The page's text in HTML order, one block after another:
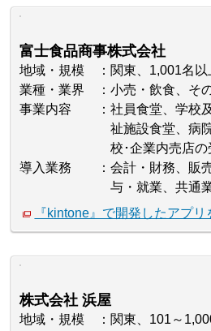
富士食品商事株式会社
地域・規模
関東、1,001名以
業種・業界
小売・飲食、そ
事業内容
社員食堂、学校
祉施設食堂、病
校･企業内売店の
導入業務
会計・財務、販
与・就業、共通
『kintone』で開発したアプ
株式会社 浜屋
地域・規模
関東、101～